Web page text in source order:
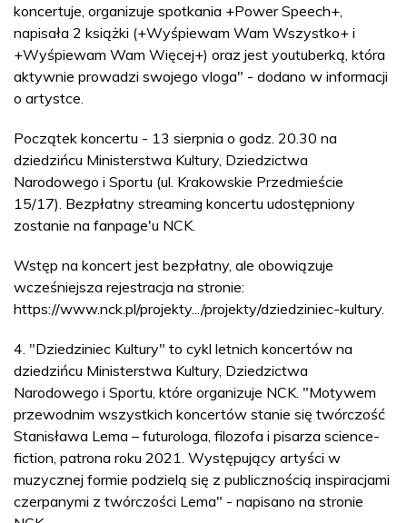
koncertuje, organizuje spotkania +Power Speech+,
napisała 2 książki (+Wyśpiewam Wam Wszystko+ i
+Wyśpiewam Wam Więcej+) oraz jest youtuberką, która
aktywnie prowadzi swojego vloga" - dodano w informacji
o artystce.
Początek koncertu - 13 sierpnia o godz. 20.30 na
dziedzińcu Ministerstwa Kultury, Dziedzictwa
Narodowego i Sportu (ul. Krakowskie Przedmieście
15/17). Bezpłatny streaming koncertu udostępniony
zostanie na fanpage'u NCK.
Wstęp na koncert jest bezpłatny, ale obowiązuje
wcześniejsza rejestracja na stronie:
https://www.nck.pl/projekty.../projekty/dziedziniec-kultury.
4. "Dziedziniec Kultury" to cykl letnich koncertów na
dziedzińcu Ministerstwa Kultury, Dziedzictwa
Narodowego i Sportu, które organizuje NCK. "Motywem
przewodnim wszystkich koncertów stanie się twórczość
Stanisława Lema – futurologa, filozofa i pisarza science-
fiction, patrona roku 2021. Występujący artyści w
muzycznej formie podzielą się z publicznością inspiracjami
czerpanymi z twórczości Lema" - napisano na stronie